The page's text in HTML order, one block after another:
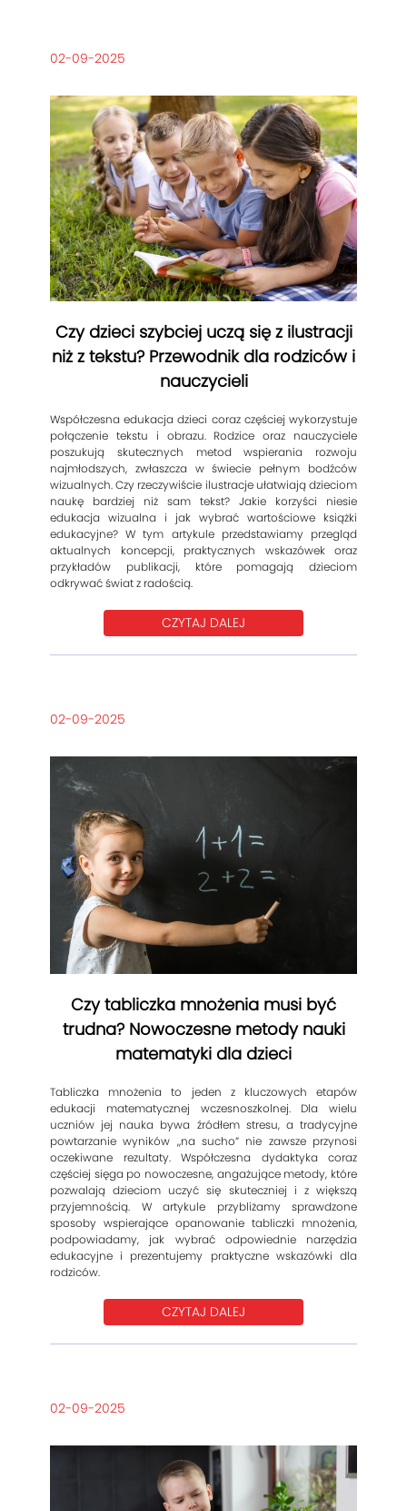
02-09-2025
Czy dzieci szybciej uczą się z ilustracji
niż z tekstu? Przewodnik dla rodziców i
nauczycieli
Współczesna edukacja dzieci coraz częściej wykorzystuje
połączenie tekstu i obrazu. Rodzice oraz nauczyciele
poszukują skutecznych metod wspierania rozwoju
najmłodszych, zwłaszcza w świecie pełnym bodźców
wizualnych. Czy rzeczywiście ilustracje ułatwiają dzieciom
naukę bardziej niż sam tekst? Jakie korzyści niesie
edukacja wizualna i jak wybrać wartościowe książki
edukacyjne? W tym artykule przedstawiamy przegląd
aktualnych koncepcji, praktycznych wskazówek oraz
przykładów publikacji, które pomagają dzieciom
odkrywać świat z radością.
CZYTAJ DALEJ
02-09-2025
Czy tabliczka mnożenia musi być
trudna? Nowoczesne metody nauki
matematyki dla dzieci
Tabliczka mnożenia to jeden z kluczowych etapów
edukacji matematycznej wczesnoszkolnej. Dla wielu
uczniów jej nauka bywa źródłem stresu, a tradycyjne
powtarzanie wyników „na sucho” nie zawsze przynosi
oczekiwane rezultaty. Współczesna dydaktyka coraz
częściej sięga po nowoczesne, angażujące metody, które
pozwalają dzieciom uczyć się skuteczniej i z większą
przyjemnością. W artykule przybliżamy sprawdzone
sposoby wspierające opanowanie tabliczki mnożenia,
podpowiadamy, jak wybrać odpowiednie narzędzia
edukacyjne i prezentujemy praktyczne wskazówki dla
rodziców.
CZYTAJ DALEJ
02-09-2025